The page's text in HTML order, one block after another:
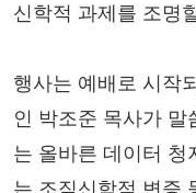
신학적 과제를 조명
행사는 예배로 시작
인 박조준 목사가 말
는 올바른 데이터 청